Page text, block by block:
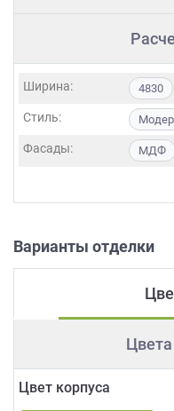
Ширина: 4830
Стиль:
Фасады: МДФ
Варианты отделки
Цвет корпуса